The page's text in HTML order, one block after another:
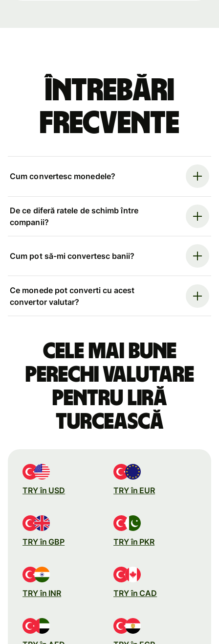
Întrebări
frecvente
Cum convertesc monedele?
De ce diferă ratele de schimb între
companii?
Cum pot să-mi convertesc banii?
Ce monede pot converti cu acest
convertor valutar?
Cele mai bune
perechi valutare
pentru liră
turcească
TRY în USD TRY în EUR
TRY în GBP TRY în PKR
TRY în INR TRY în CAD